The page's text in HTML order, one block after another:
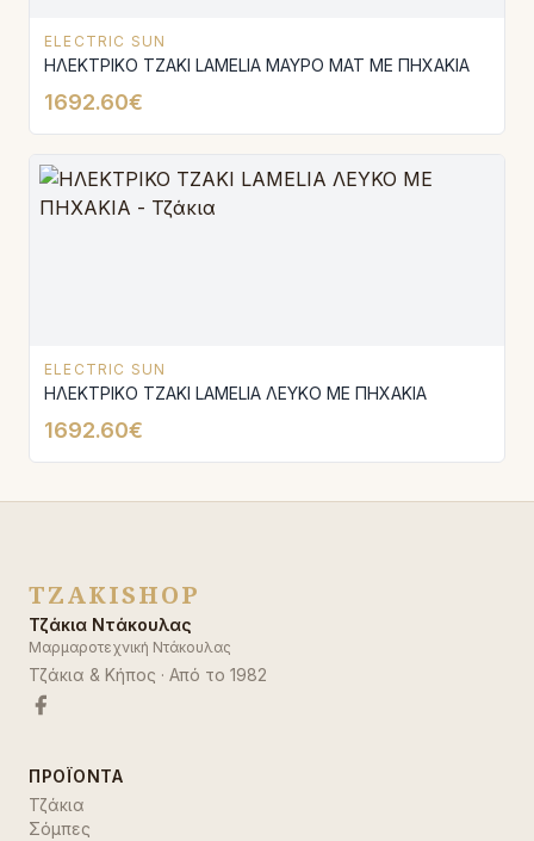
ELECTRIC SUN
ΗΛΕΚΤΡΙΚΟ ΤΖΑΚΙ LAMELIA ΜΑΥΡΟ ΜΑΤ ΜΕ ΠΗΧΑΚΙΑ
1692.60€
ELECTRIC SUN
ΗΛΕΚΤΡΙΚΟ ΤΖΑΚΙ LAMELIA ΛΕΥΚΟ ΜΕ ΠΗΧΑΚΙΑ
1692.60€
TZAKISHOP
Τζάκια Ντάκουλας
Μαρμαροτεχνική Ντάκουλας
Τζάκια & Κήπος · Από το 1982
ΠΡΟΪΌΝΤΑ
Τζάκια
Σόμπες